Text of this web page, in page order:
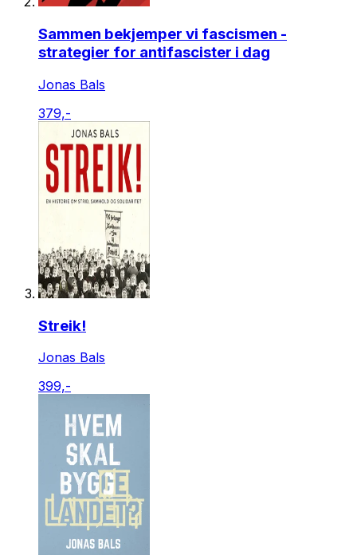
Sammen bekjemper vi fascismen -
strategier for antifascister i dag
Jonas Bals
379,-
Streik!
Jonas Bals
399,-